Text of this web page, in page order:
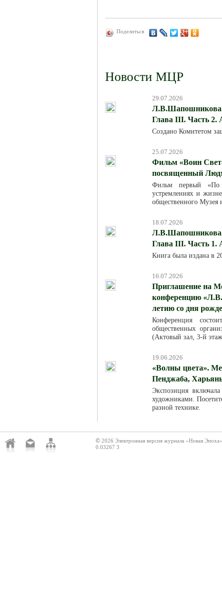
Поделиться
Новости МЦР
29.07.2026
Л.В.Шапошникова.
Глава III. Часть 2.
Создано Комитетом
25.07.2026
Фильм «Воин
посвященный
Фильм первый «По
устремлениях и
общественного
18.07.2026
Л.В.Шапошникова.
Глава III. Часть 1.
Книга была издана в
16.07.2026
Приглашение на
конференцию
летию со дня
Конференция
общественных
(Актовый зал, 3-й
19.06.2026
«Волны цвета».
Пенджаба,
Экспозиция
художниками.
разной технике.
© 2026 Электронная версия журнала «Новая Эпоха»
0.03267 3